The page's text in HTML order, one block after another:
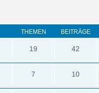
THEMEN BEITRÄGE
19 42
7 10